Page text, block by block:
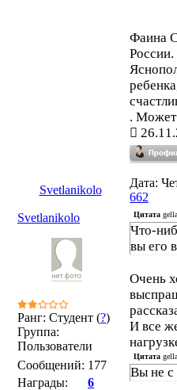
Фаина
России.
. Может
Svetlanikolo
Дата:
662
Svetlanikolo
Ранг: Студент (?)
Группа:
Пользователи
Сообщений: 177
Награды:
6
Цитата
Что-
вы его
Очень
И все
Цитата
Вы не с